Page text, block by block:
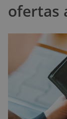
ofertas